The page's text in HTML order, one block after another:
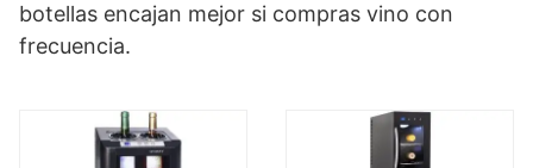
botellas encajan mejor si compras vino con
frecuencia.